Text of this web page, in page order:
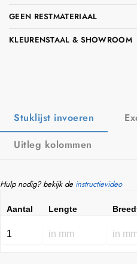
GEEN RESTMATERIAAL
KLEURENSTAAL & SHOWROOM
Stuklijst invoeren
Uitleg kolommen
Hulp nodig? bekijk de instructievideo
Aantal Lengte